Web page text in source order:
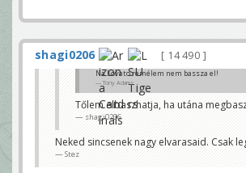
shagi0206 14 490
Na Lovato remélem nem bassza el!
Tony Adams
Tőlem elbaszhatja, ha utána
shagi0206
Neked sincsenek nagy elvarasaid. Csak
Stez